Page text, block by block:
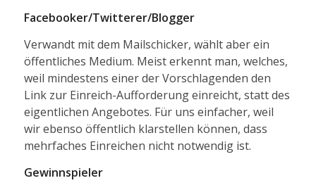
Facebooker/Twitterer/Blogger
Verwandt mit dem Mailschicker, wählt aber ein
öffentliches Medium. Meist erkennt man, welches,
weil mindestens einer der Vorschlagenden den
Link zur Einreich-Aufforderung einreicht, statt des
eigentlichen Angebotes. Für uns einfacher, weil
wir ebenso öffentlich klarstellen können, dass
mehrfaches Einreichen nicht notwendig ist.
Gewinnspieler